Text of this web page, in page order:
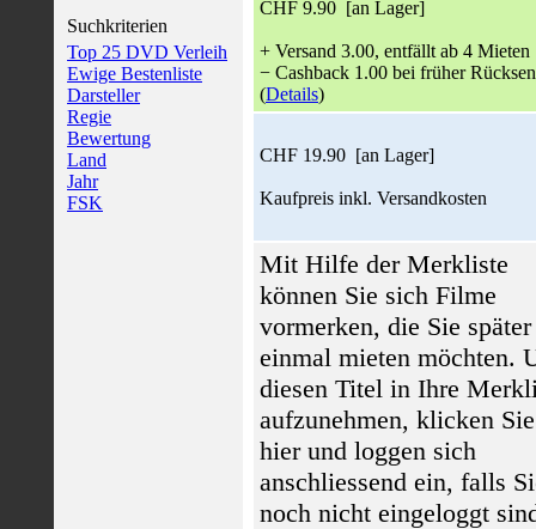
Suchkriterien
Top 25 DVD Verleih
Ewige Bestenliste
Darsteller
Regie
Bewertung
Land
Jahr
FSK
CHF 9.90 [an Lager]
+ Versand 3.00, entfällt ab 4 Mieten
− Cashback 1.00 bei früher
(Details)
CHF 19.90 [an Lager]
Kaufpreis inkl. Versandkosten
Mit Hilfe der Merkliste
können Sie sich Filme
vormerken, die Sie später
einmal mieten möchten.
diesen Titel in Ihre
aufzunehmen, klicken Sie
hier und loggen sich
anschliessend ein, falls
noch nicht eingeloggt